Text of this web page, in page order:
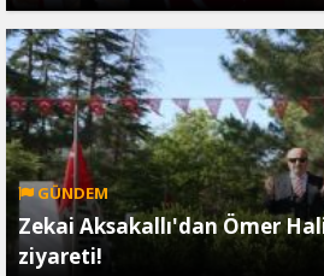
GÜNDEM
Zekai Aksakallı'dan Ömer
ziyareti!